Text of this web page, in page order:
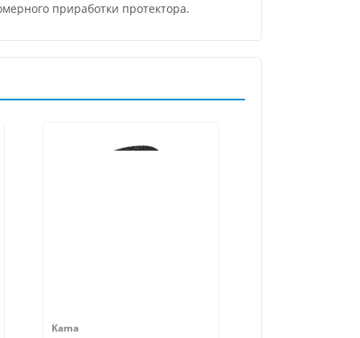
приработки протектора.
Kama